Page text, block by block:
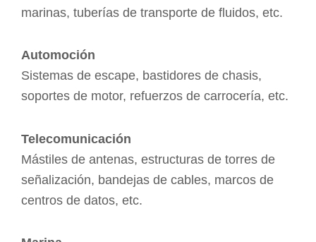
marinas, tuberías de transporte de fluidos, etc.
Automoción
Sistemas de escape, bastidores de chasis,
soportes de motor, refuerzos de carrocería, etc.
Telecomunicación
Mástiles de antenas, estructuras de torres de
señalización, bandejas de cables, marcos de
centros de datos, etc.